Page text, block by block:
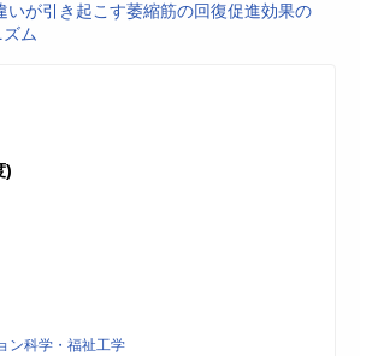
いが引き起こす萎縮筋の回復促進効果の
ム
)
ン科学・福祉工学